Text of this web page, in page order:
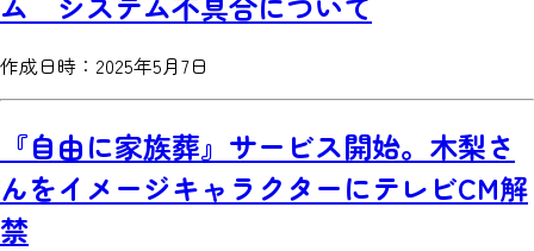
作成日時：2025年5月7日
『自由に家族葬』サービス開始。木梨さ
んをイメージキャラクターにテレビCM解
禁